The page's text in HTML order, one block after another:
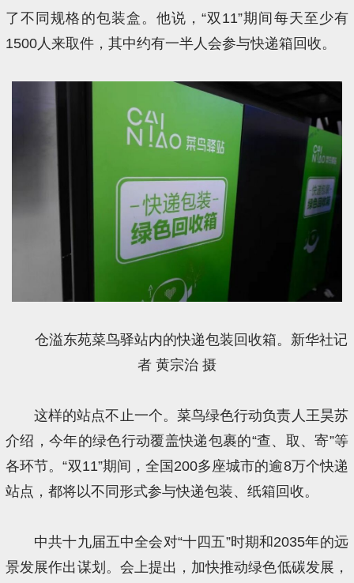
了不同规格的包装盒。他说，“双11”期间每天至少有
1500人来取件，其中约有一半人会参与快递箱回收。
仓溢东苑菜鸟驿站内的快递包装回收箱。新华社记
者 黄宗治 摄
这样的站点不止一个。菜鸟绿色行动负责人王昊苏
介绍，今年的绿色行动覆盖快递包裹的“查、取、寄”等
各环节。“双11”期间，全国200多座城市的逾8万个快递
站点，都将以不同形式参与快递包装、纸箱回收。
中共十九届五中全会对“十四五”时期和2035年的远
景发展作出谋划。会上提出，加快推动绿色低碳发展，